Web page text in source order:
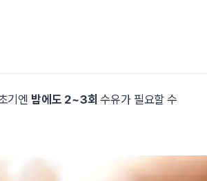
기엔 밤에도 2~3회 수유가 필요할 수